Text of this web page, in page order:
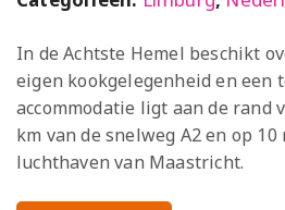
In de Achtste Hemel beschikt
eigen kookgelegenheid en een
accommodatie ligt aan de rand
km van de snelweg A2 en op
luchthaven van Maastricht.